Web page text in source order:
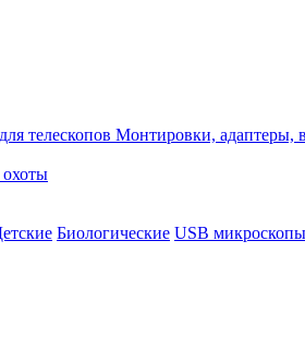
телескопов Монтировки, адаптеры,
Биологические USB микроскопы